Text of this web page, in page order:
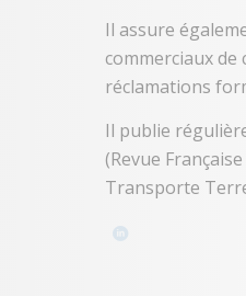
Il assure
commerciaux
réclamations
Il publie
(Revue
Transporte